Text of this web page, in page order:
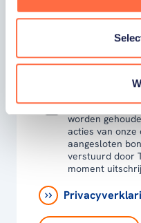
Ja, ik word fan
graag
TeamNL, het
kortingen,
moment
Ja, ik wil als fan
worden
acties van
aangesloten
verstuurd door
moment